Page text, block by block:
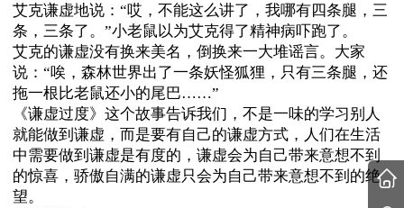
艾克谦虚地说：“哎，不能这么讲了，我哪有四条腿，三
条，三条了。”小老鼠以为艾克得了精神病吓跑了。
艾克的谦虚没有换来美名，倒换来一大堆谣言。大家
说：“唉，森林世界出了一条妖怪狐狸，只有三条腿，还
拖一根比老鼠还小的尾巴……”
《谦虚过度》这个故事告诉我们，不是一味的学习别人
就能做到谦虚，而是要有自己的谦虚方式，人们在生活
中需要做到谦虚是有度的，谦虚会为自己带来意想不到
的惊喜，骄傲自满的谦虚只会为自己带来意想不到的绝
望。